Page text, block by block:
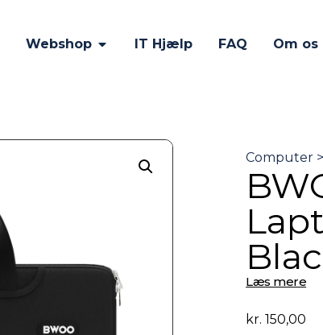
Webshop IT Hjælp FAQ Om os
Læs mere
kr. 150,00